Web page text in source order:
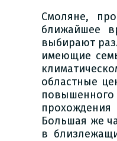
Смоляне,
ближайшее
выбирают
имеющие
областные
Большая же
в